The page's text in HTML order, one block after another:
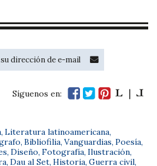
Síguenos en:
, Literatura latinoamericana,
, Bibliofilia, Vanguardias, Poesía,
, Diseño, Fotografía, Ilustración,
, Dau al Set, Historia, Guerra civil,